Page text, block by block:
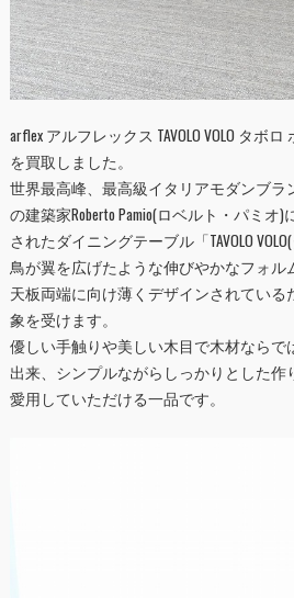
arflex アルフレックス TAVOLO VOLO タボ
を買取しました。
世界最高峰、最高級イタリアモダンブラ
の建築家Roberto Pamio(ロベルト・パミオ
されたダイニングテーブル「TAVOLO
鳥が翼を広げたような伸びやかなフォル
天板両端に向け薄くデザインされている
象を受けます。
優しい手触りや美しい木目で木材なら
出来、シンプルながらしっかりとした作
愛用していただける一品です。